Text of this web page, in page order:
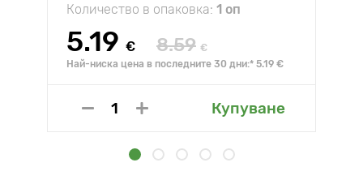
Количество в опаковка: 1 оп
5.19 € 8.59 €
Най-ниска цена в последните 30 дни:* 5.19 €
Купуване